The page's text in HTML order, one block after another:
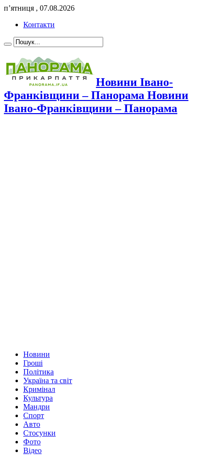
п’ятниця , 07.08.2026
Контакти
Новини Івано-
Франківщини – Панорама Новини
Івано-Франківщини – Панорама
Новини
Гроші
Політика
Україна та світ
Кримінал
Культура
Мандри
Спорт
Авто
Стосунки
Фото
Відео